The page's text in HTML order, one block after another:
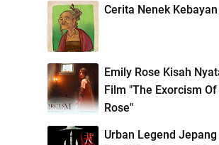
Cerita Nenek Kebayan
Emily Rose Kisah
Film "The Exorcism
Rose"
Urban Legend Jepang